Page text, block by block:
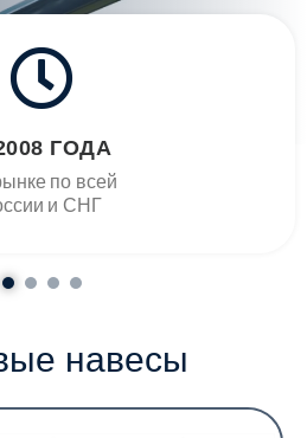
ГОДА
по всей
и СНГ
навесы